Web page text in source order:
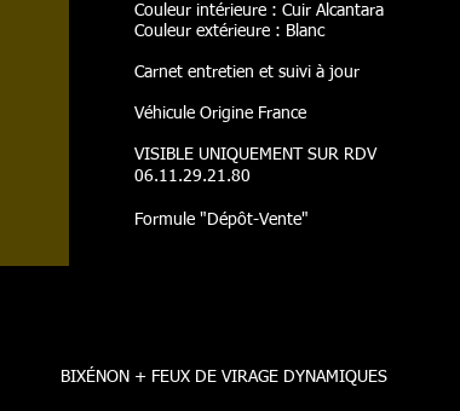
Couleur intérieure : Cuir Alcantara
Couleur extérieure : Blanc
Carnet entretien et suivi à jour
Véhicule Origine France
VISIBLE UNIQUEMENT SUR RDV
06.11.29.21.80
Formule "Dépôt-Vente"
BIXÉNON + FEUX DE VIRAGE DYNAMIQUES